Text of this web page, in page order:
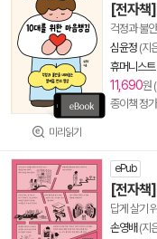
미리읽기
[전자책
걱정과 불
심윤정 (지
휴머니스트|
11,690원
종이책 정가
ePub
[전자책
답게 살기
손영배 (지